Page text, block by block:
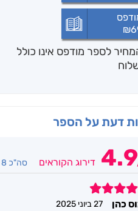
₪
לספר מודפס אינו כולל
דעת על הספר
4.9 דירוג הקוראים סה"כ 8 חוות דעת
כהן
27 ביוני 2025